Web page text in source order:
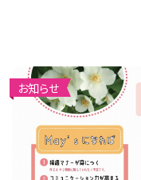
お知らせ